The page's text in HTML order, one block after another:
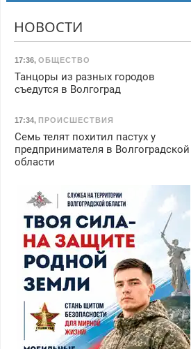
НОВОСТИ
17:36, ОБЩЕСТВО
Танцоры из разных городов
съедутся в Волгоград
17:34, ПРОИСШЕСТВИЯ
Семь телят похитил пастух у
предпринимателя в Волгоградской
области